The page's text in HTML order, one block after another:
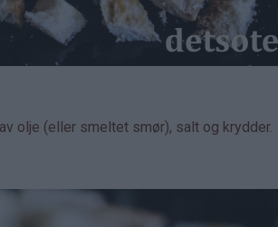
olje (eller smeltet smør), salt og krydder.